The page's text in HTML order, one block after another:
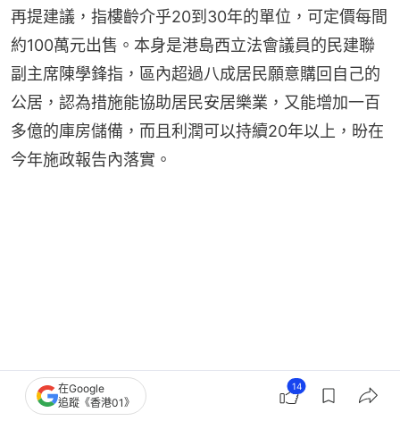
再提建議，指樓齡介乎20到30年的單位，可定價每間
約100萬元出售。本身是港島西立法會議員的民建聯
副主席陳學鋒指，區內超過八成居民願意購回自己的
公居，認為措施能協助居民安居樂業，又能增加一百
多億的庫房儲備，而且利潤可以持續20年以上，昐在
今年施政報告內落實。
在Google
追蹤《香港01》
14